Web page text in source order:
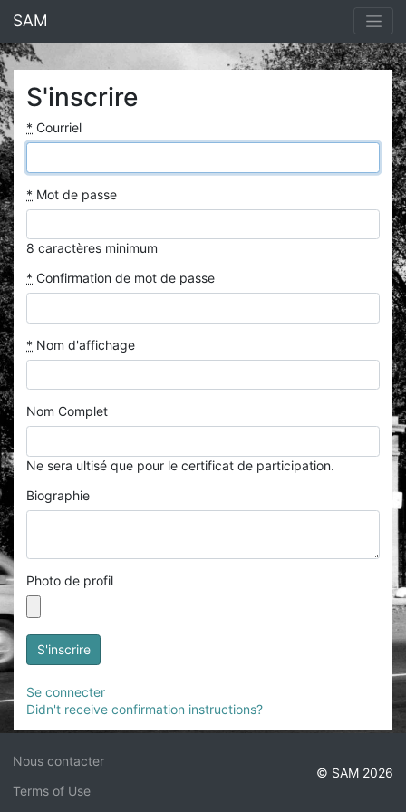
SAM
S'inscrire
* Courriel
* Mot de passe
8 caractères minimum
* Confirmation de mot de passe
* Nom d'affichage
Nom Complet
Ne sera ultisé que pour le certificat de participation.
Biographie
Photo de profil
Se connecter
Didn't receive confirmation instructions?
Nous contacter
Terms of Use
© SAM 2026